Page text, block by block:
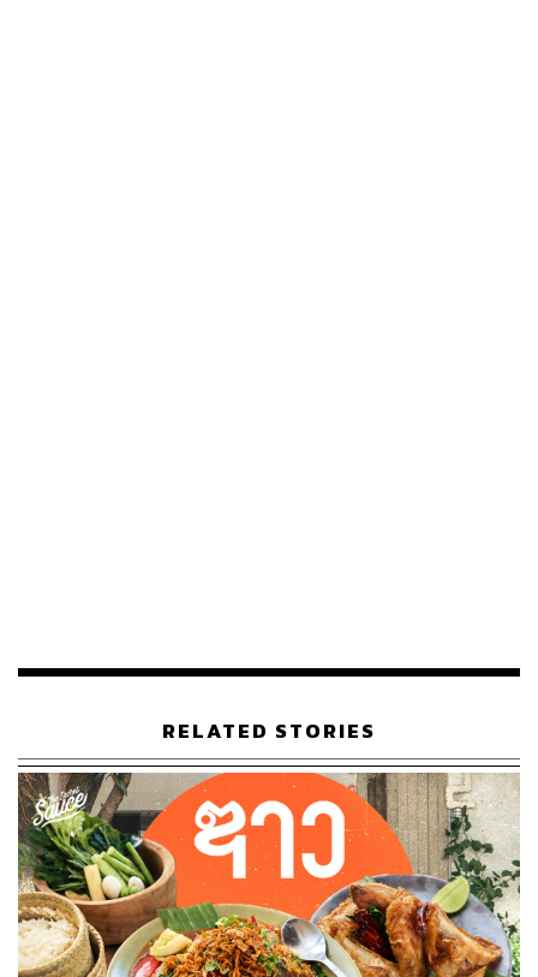
แนะนำให้สั่งคือ ‘เกาเหลาแห้งเย็นตาโฟ’ เพราะถ้าใส่เส้นมัน
ใครอยากกินเส้นให้สั่ง ‘เส้นใหญ่แห้งเย็นตาโฟ’ โดยราคาจะ
เริ่มต้น 60-80 บาทต่อชาม
“เย็นตาโฟ JC เป็นร้านที่พ่อชอบซื้อมาให้กินบ่อยมากๆ เรา
รู้จักร้านนี้เพราะเขาเลย แล้วโรงเรียนของเราก็อยู่ใกล้ๆ แถว
นี้มีเย็นตาโฟหลายเจ้า แต่เย็นตาโฟ JC คือร้านที่เราชอบที่สุด
เพราะรู้สึกว่าไม่ต้องปรุงเพิ่มก็อร่อย เขาจะใส่น้ำมันกระเทียม
RELATED STORIES